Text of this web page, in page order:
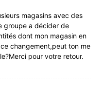
magasins avec des
groupe a décider de
dont mon magasin en
changement,peut ton me
pour votre retour.